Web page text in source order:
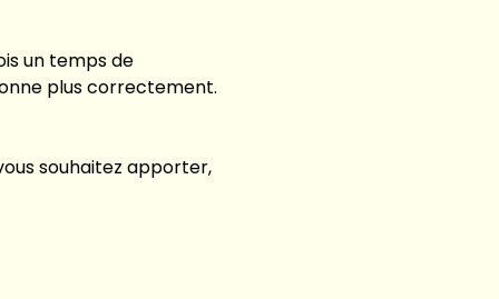
un temps de
plus correctement.
souhaitez apporter,